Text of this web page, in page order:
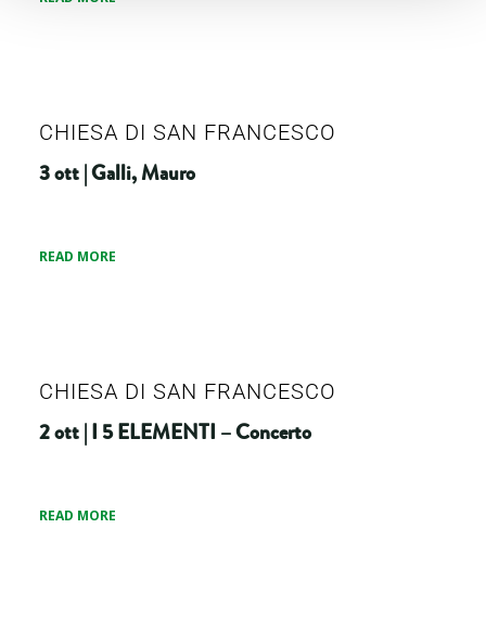
CHIESA DI SAN FRANCESCO
3 ott | Galli, Mauro
READ MORE
CHIESA DI SAN FRANCESCO
2 ott | I 5 ELEMENTI – Concerto
READ MORE